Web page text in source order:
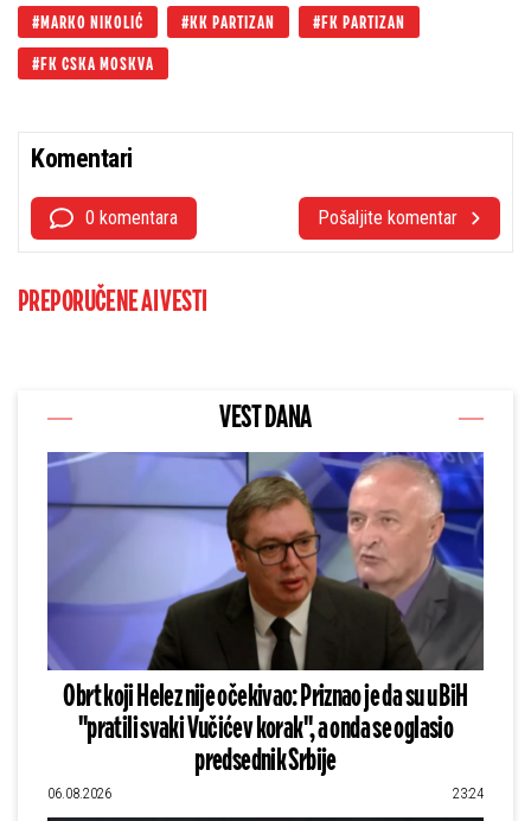
MARKO NIKOLIĆ KK PARTIZAN FK PARTIZAN
FK CSKA MOSKVA
Komentari
0 komentara Pošaljite komentar
PREPORUČENE AI VESTI
VEST DANA
Obrt koji Helez nije očekivao: Priznao je da su u BiH
"pratili svaki Vučićev korak", a onda se oglasio
predsednik Srbije
06.08.2026 23:24